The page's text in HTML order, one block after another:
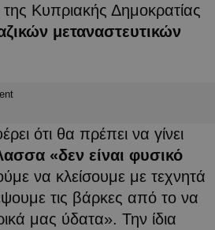
της Κυπριακής Δημοκρατίας
μεταναστευτικών
ότι θα πρέπει να γίνει
«δεν είναι φυσικό
να κλείσουμε με τεχνητά
τις βάρκες από το να
μας ύδατα». Την ίδια